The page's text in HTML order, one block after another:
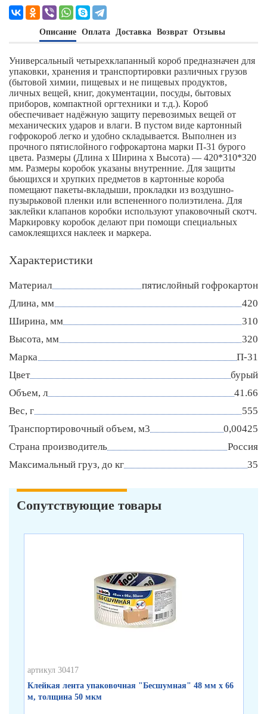
Описание Оплата Доставка Возврат Отзывы
Универсальный четырехклапанный короб предназначен для
упаковки, хранения и транспортировки различных грузов
(бытовой химии, пищевых и не пищевых продуктов,
личных вещей, книг, документации, посуды, бытовых
приборов, компактной оргтехники и т.д.). Короб
обеспечивает надёжную защиту перевозимых вещей от
механических ударов и влаги. В пустом виде картонный
гофрокороб легко и удобно складывается. Выполнен из
прочного пятислойного гофрокартона марки П-31 бурого
цвета. Размеры (Длина х Ширина х Высота) — 420*310*320
мм. Размеры коробок указаны внутренние. Для защиты
бьющихся и хрупких предметов в картонные короба
помещают пакеты-вкладыши, прокладки из воздушно-
пузырьковой пленки или вспененного полиэтилена. Для
заклейки клапанов коробки используют упаковочный скотч.
Маркировку коробок делают при помощи специальных
самоклеящихся наклеек и маркера.
Характеристики
Материал
пятислойный гофрокартон
Длина, мм
420
Ширина, мм
310
Высота, мм
320
Марка
П-31
Цвет
бурый
Объем, л
41.66
Вес, г
555
Транспортировочный объем, м3
0,00425
Страна производитель
Россия
Максимальный груз, до кг
35
Сопутствующие товары
артикул 30417
Клейкая лента упаковочная "Бесшумная" 48 мм х 66
м, толщина 50 мкм